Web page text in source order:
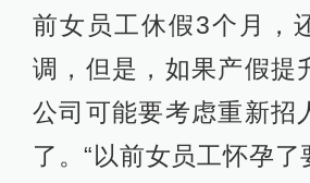
前女员工休假3个月，
调，但是，如果产假提
公司可能要考虑重新招
了。“以前女员工怀孕了